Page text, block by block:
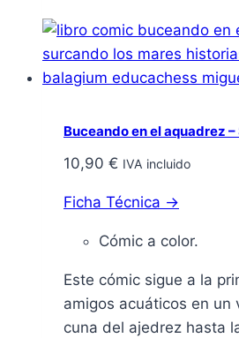
Buceando en el aquadrez
10,90 € IVA incluido
Ficha Técnica →
Cómic a color.
Este cómic sigue a la
amigos acuáticos en un
cuna del ajedrez hasta